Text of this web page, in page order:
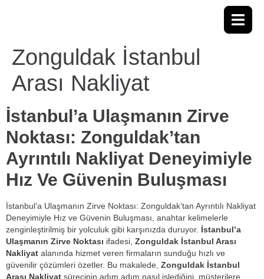
Zonguldak İstanbul
Arası Nakliyat
İstanbul’a Ulaşmanın Zirve
Noktası: Zonguldak’tan
Ayrıntılı Nakliyat Deneyimiyle
Hız Ve Güvenin Buluşması
İstanbul’a Ulaşmanın Zirve Noktası: Zonguldak’tan Ayrıntılı Nakliyat
Deneyimiyle Hız ve Güvenin Buluşması, anahtar kelimelerle
zenginleştirilmiş bir yolculuk gibi karşınızda duruyor. İstanbul’a
Ulaşmanın Zirve Noktası ifadesi, Zonguldak İstanbul Arası
Nakliyat alanında hizmet veren firmaların sunduğu hızlı ve
güvenilir çözümleri özetler. Bu makalede, Zonguldak İstanbul
Arası Nakliyat sürecinin adım adım nasıl işlediğini, müşterilere